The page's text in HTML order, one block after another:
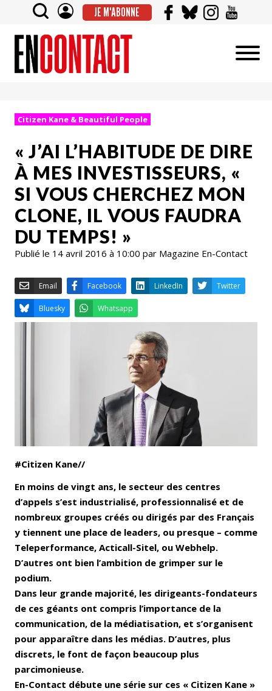
JE M'ABONNE
Citizen Kane & Beautiful People
« J’AI L’HABITUDE DE DIRE
À MES INVESTISSEURS, «
SI VOUS CHERCHEZ MON
CLONE, IL VOUS FAUDRA
DU TEMPS! »
Publié le 14 avril 2016 à 10:00 par Magazine En-Contact
Facebook
Whatsapp
#Citizen Kane//
En moins de vingt ans, le secteur des centres
d’appels s’est industrialisé, professionnalisé et de
nombreux groupes créés ou dirigés par des Français
y tiennent une place de leaders, ou presque – comme
Teleperformance, Acticall-Sitel, ou Webhelp.
D’autres ont bien l’ambition de grimper sur le
podium.
Dans leur grande majorité, les dirigeants-fondateurs
de ces géants ont compris l’importance de la
communication, de la médiatisation, et s’organisent
pour apparaître dans les médias. D’autres, plus
discrets, le font de façon beaucoup plus
parcimonieuse.
En-Contact débute une série sur ces « Citizen Kane »